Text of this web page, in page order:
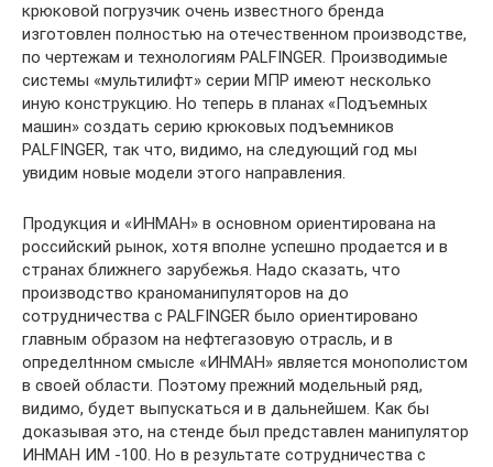
крюковой погрузчик очень известного бренда
изготовлен полностью на отечественном производстве,
по чертежам и технологиям PALFINGER. Производимые
системы «мультилифт» серии МПР имеют несколько
иную конструкцию. Но теперь в планах «Подъемных
машин» создать серию крюковых подъемников
PALFINGER, так что, видимо, на следующий год мы
увидим новые модели этого направления.
Продукция и «ИНМАН» в основном ориентирована на
российский рынок, хотя вполне успешно продается и в
странах ближнего зарубежья. Надо сказать, что
производство краноманипуляторов на до
сотрудничества с PALFINGER было ориентировано
главным образом на нефтегазовую отрасль, и в
определtнном смысле «ИНМАН» является монополистом
в своей области. Поэтому прежний модельный ряд,
видимо, будет выпускаться и в дальнейшем. Как бы
доказывая это, на стенде был представлен манипулятор
ИНМАН ИМ -100. Но в результате сотрудничества с